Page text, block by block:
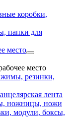
коробки,
папки для
место
место
резинки,
лента
ножницы, ножи
модули, боксы,